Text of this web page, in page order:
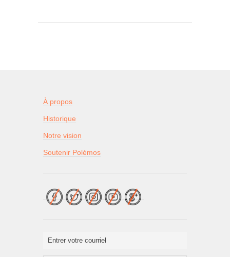
À propos
Historique
Notre vision
Soutenir Polémos